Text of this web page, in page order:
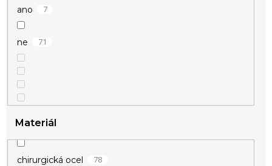
ano 7
ne 71
Materiál
chirurgická ocel 78